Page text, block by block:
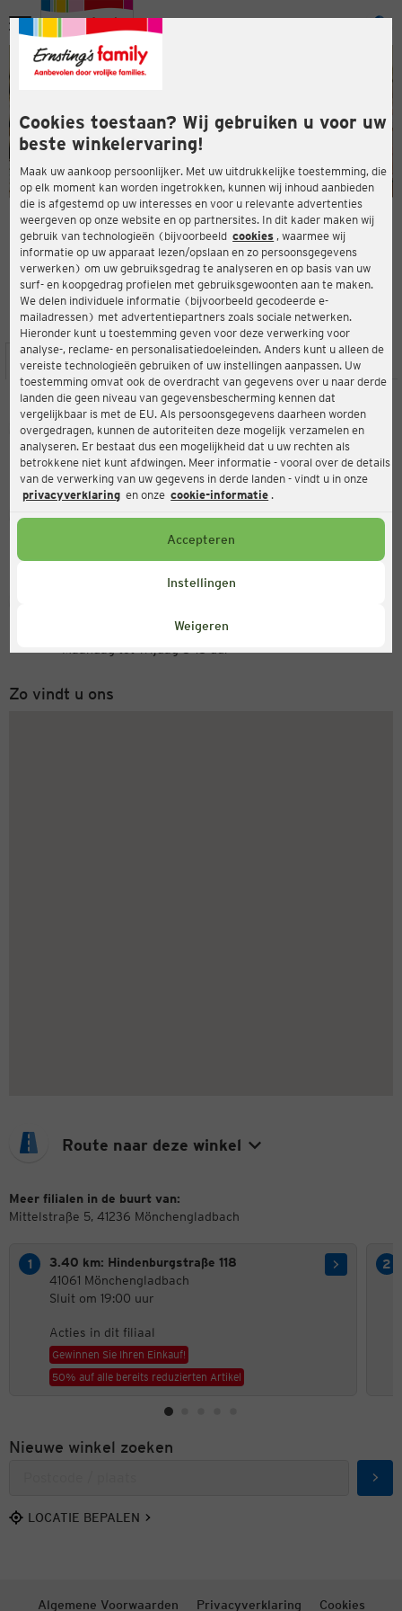
Cookies toestaan? Wij gebruiken u voor uw
beste winkelervaring!
Maak uw aankoop persoonlijker. Met uw uitdrukkelijke toestemming, die
op elk moment kan worden ingetrokken, kunnen wij inhoud aanbieden
die is afgestemd op uw interesses en voor u relevante advertenties
weergeven op onze website en op partnersites. In dit kader maken wij
gebruik van technologieën (bijvoorbeeld cookies , waarmee wij
informatie op uw apparaat lezen/opslaan en zo persoonsgegevens
verwerken) om uw gebruiksgedrag te analyseren en op basis van uw
surf- en koopgedrag profielen met gebruiksgewoonten aan te maken.
We delen individuele informatie (bijvoorbeeld gecodeerde e-
mailadressen) met advertentiepartners zoals sociale netwerken.
Hieronder kunt u toestemming geven voor deze verwerking voor
analyse-, reclame- en personalisatiedoeleinden. Anders kunt u alleen de
vereiste technologieën gebruiken of uw instellingen aanpassen. Uw
toestemming omvat ook de overdracht van gegevens over u naar derde
landen die geen niveau van gegevensbescherming kennen dat
vergelijkbaar is met de EU. Als persoonsgegevens daarheen worden
overgedragen, kunnen de autoriteiten deze mogelijk verzamelen en
analyseren. Er bestaat dus een mogelijkheid dat u uw rechten als
betrokkene niet kunt afdwingen. Meer informatie - vooral over de details
van de verwerking van uw gegevens in derde landen - vindt u in onze
privacyverklaring en onze cookie-informatie .
Accepteren
Instellingen
Weigeren
Menu
ERNSTING'S FAMILY-WINKEL
Mittelstraße 5
41236 Mönchengladbach
3,7
Beoordeling:
LOCATIE SERVICES ASSORTIMENT ACTIES
Ernsting's family
Mittelstraße 5, 41236 Mönchengladbach
Open
Openingstijden vandaag:
+31 (0) 543 20 50 15
Zo vindt u ons
Route naar deze winkel
Meer filialen in de buurt van:
Mittelstraße 5, 41236 Mönchengladbach
3.40 km: Hindenburgstraße 118
41061 Mönchengladbach
Sluit om 19:00 uur
Acties in dit filiaal
Gewinnen Sie Ihren Einkauf!
50% auf alle bereits reduzierten Artikel
Nieuwe winkel zoeken
LOCATIE BEPALEN
Algemene Voorwaarden Privacyverklaring Cookies